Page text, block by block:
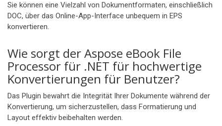
Sie können eine Vielzahl von Dokumentformaten, einschließlich
DOC, über das Online-App-Interface unbequem in EPS
konvertieren.
Wie sorgt der Aspose eBook File
Processor für .NET für hochwertige
Konvertierungen für Benutzer?
Das Plugin bewahrt die Integrität Ihrer Dokumente während der
Konvertierung, um sicherzustellen, dass Formatierung und
Layout effektiv beibehalten werden.